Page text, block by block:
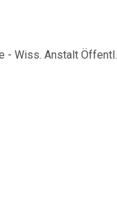
- Wiss. Anstalt Öffentl.